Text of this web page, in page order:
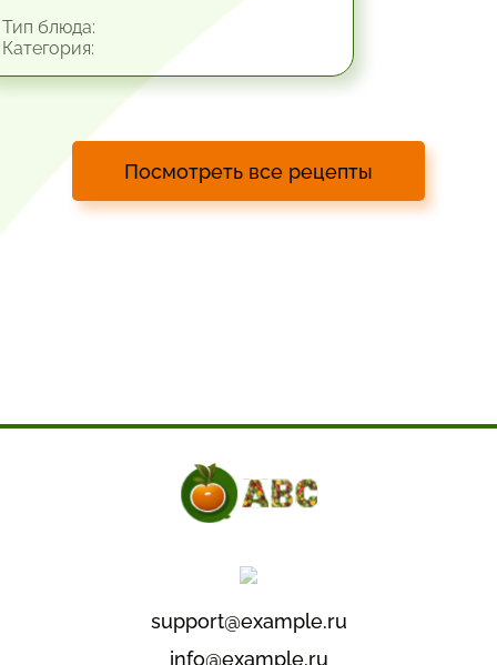
блюда:
Посмотреть все рецепты
support@example.ru
info@example.ru